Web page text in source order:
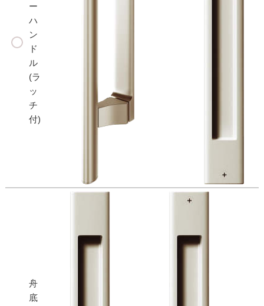
ー
ハ
ン
ド
ル
(ラ
ッ
チ
付)
舟
底